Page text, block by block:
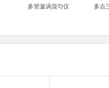
多管漩涡混匀仪 多点